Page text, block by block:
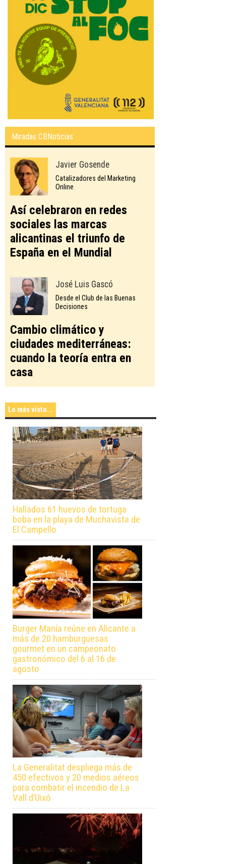
Miradas CBNoticias
Javier Gosende
Catalizadores del Marketing
Online
Así celebraron en redes
sociales las marcas
alicantinas el triunfo de
España en el Mundial
José Luis Gascó
Desde el Club de las Buenas
Decisiones
Cambio climático y
ciudades mediterráneas:
cuando la teoría entra en
casa
Lo más visto...
Hallados 61 huevos de tortuga
boba en la playa de Muchavista de
El Campello
Burger Manía reúne en Alicante a
más de 20 hamburguesas
gourmet en un campeonato
gastronómico del 6 al 16 de
agosto
La Generalitat despliega más de
450 efectivos y 20 medios aéreos
para combatir el incendio de La
Vall d’Uixó